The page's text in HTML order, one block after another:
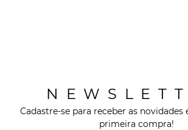
Cadastre-se para receber as novidades
primeira compra!